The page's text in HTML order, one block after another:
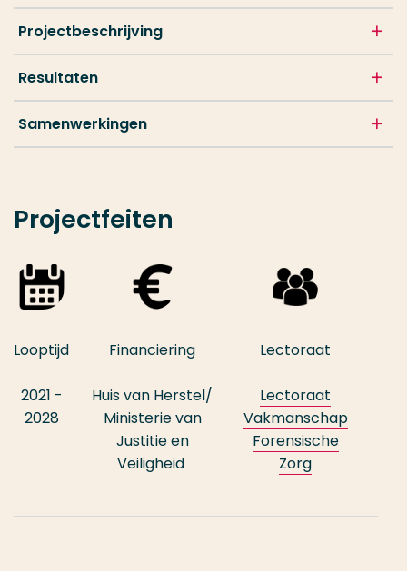
Projectbeschrijving
Resultaten
Samenwerkingen
Projectfeiten
Looptijd
2021 -
2028
Financiering
Huis van Herstel/
Ministerie van
Justitie en
Veiligheid
Lectoraat
Lectoraat
Vakmanschap
Forensische
Zorg